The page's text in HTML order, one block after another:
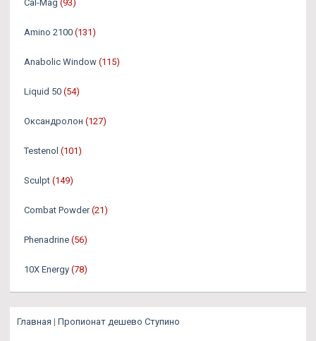
Cal-Mag (93)
Amino 2100 (131)
Anabolic Window (115)
Liquid 50 (54)
Оксандролон (127)
Testenol (101)
Sculpt (149)
Combat Powder (21)
Phenadrine (56)
10X Energy (78)
Главная | Пропионат дешево Ступино